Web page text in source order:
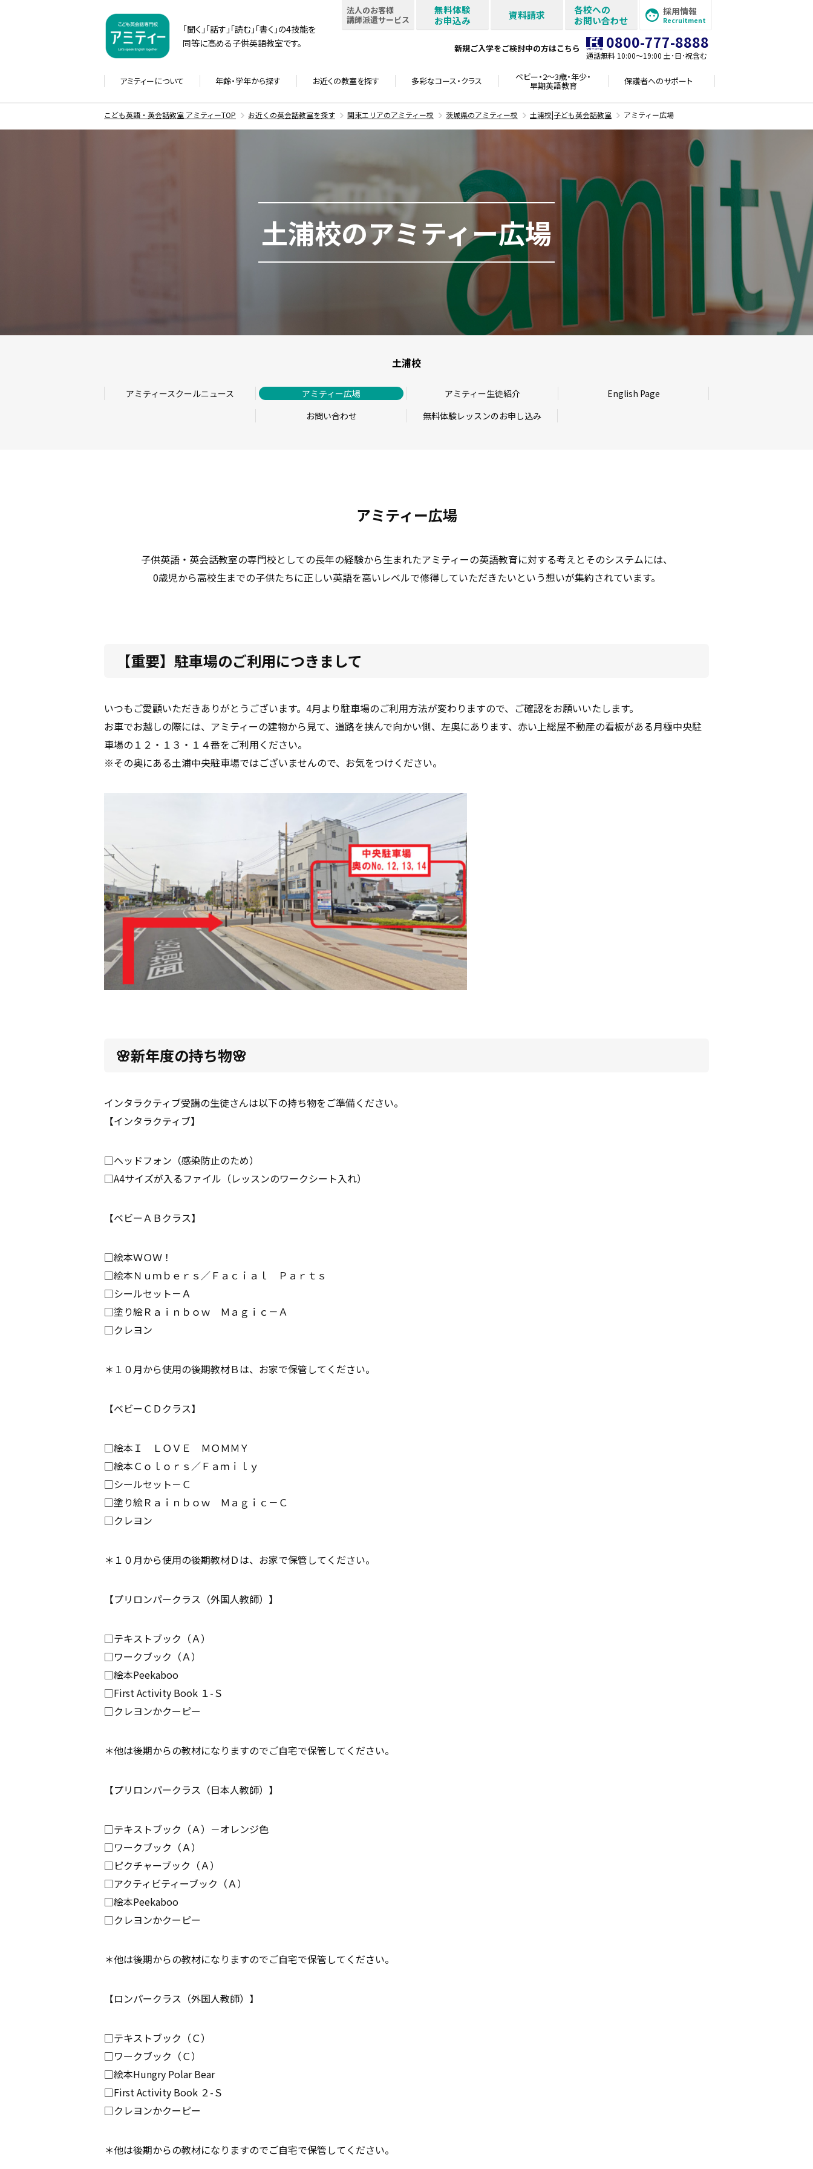
「聞く」「話す」「読む」「書く」の4技能を
同等に高める子供英語教室です。
法人のお客様
講師派遣サービス
無料体験
お申込み
資料請求
各校への
お問い合わせ
採用情報
Recruitment
新規ご入学をご検討中の方はこちら 0800-777-8888
通話無料 10:00〜19:00 土･日･祝含む
アミティーについて 年齢・学年から探す お近くの教室を探す 多彩なコース・クラス ベビー・2～3歳・年少・
早期英語教育 保護者へのサポート
こども英語・英会話教室 アミティーTOP お近くの英会話教室を探す 関東エリアのアミティー校 茨城県のアミティー校 土浦校|子ども英会話教室 アミティー広場
土浦校のアミティー広場
土浦校
アミティースクールニュース アミティー広場 アミティー生徒紹介
English Page
お問い合わせ
無料体験レッスンのお申し込み
アミティー広場
子供英語・英会話教室の専門校としての長年の経験から生まれたアミティーの英語教育に対する考えとそのシステムには、
0歳児から高校生までの子供たちに正しい英語を高いレベルで修得していただきたいという想いが集約されています。
【重要】駐車場のご利用につきまして
いつもご愛顧いただきありがとうございます。4月より駐車場のご利用方法が変わりますので、ご確認をお願いいたします。
お車でお越しの際には、アミティーの建物から見て、道路を挟んで向かい側、左奥にあります、赤い上総屋不動産の看板がある月極中央駐
車場の１２・１３・１４番をご利用ください。
※その奥にある土浦中央駐車場ではございませんので、お気をつけください。
🌸新年度の持ち物🌸
インタラクティブ受講の生徒さんは以下の持ち物をご準備ください。
【インタラクティブ】
□ヘッドフォン（感染防止のため）
□A4サイズが入るファイル（レッスンのワークシート入れ）
【ベビーＡＢクラス】
□絵本ＷＯＷ！
□絵本Ｎｕｍｂｅｒｓ／Ｆａｃｉａｌ Ｐａｒｔｓ
□シールセット－Ａ
□塗り絵Ｒａｉｎｂｏｗ Ｍａｇｉｃ－Ａ
□クレヨン
＊１０月から使用の後期教材Ｂは、お家で保管してください。
【ベビーＣＤクラス】
□絵本Ｉ ＬＯＶＥ ＭＯＭＭＹ
□絵本Ｃｏｌｏｒｓ／Ｆａｍｉｌｙ
□シールセット－Ｃ
□塗り絵Ｒａｉｎｂｏｗ Ｍａｇｉｃ－Ｃ
□クレヨン
＊１０月から使用の後期教材Ｄは、お家で保管してください。
【プリロンパークラス（外国人教師）】
□テキストブック（Ａ）
□ワークブック（Ａ）
□絵本Peekaboo
□First Activity Book １-Ｓ
□クレヨンかクーピー
＊他は後期からの教材になりますのでご自宅で保管してください。
【プリロンパークラス（日本人教師）】
□テキストブック（Ａ）－オレンジ色
□ワークブック（Ａ）
□ピクチャーブック（Ａ）
□アクティビティーブック（Ａ）
□絵本Peekaboo
□クレヨンかクーピー
＊他は後期からの教材になりますのでご自宅で保管してください。
【ロンパークラス（外国人教師）】
□テキストブック（Ｃ）
□ワークブック（Ｃ）
□絵本Hungry Polar Bear
□First Activity Book ２-Ｓ
□クレヨンかクーピー
＊他は後期からの教材になりますのでご自宅で保管してください。